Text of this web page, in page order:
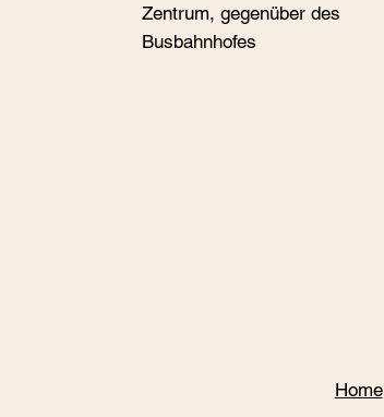
Zentrum, gegenüber des
Busbahnhofes
Home